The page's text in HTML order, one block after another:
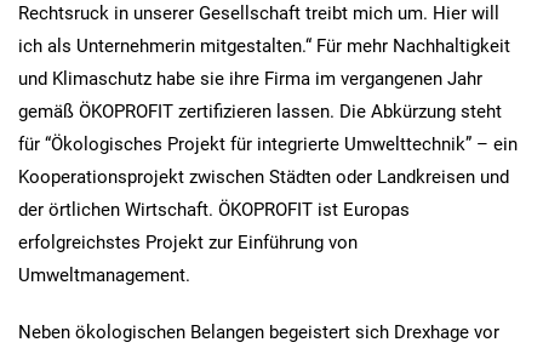
Rechtsruck in unserer Gesellschaft treibt mich um. Hier will
ich als Unternehmerin mitgestalten.“ Für mehr Nachhaltigkeit
und Klimaschutz habe sie ihre Firma im vergangenen Jahr
gemäß ÖKOPROFIT zertifizieren lassen. Die Abkürzung steht
für “Ökologisches Projekt für integrierte Umwelttechnik” – ein
Kooperationsprojekt zwischen Städten oder Landkreisen und
der örtlichen Wirtschaft. ÖKOPROFIT ist Europas
erfolgreichstes Projekt zur Einführung von
Umweltmanagement.
Neben ökologischen Belangen begeistert sich Drexhage vor